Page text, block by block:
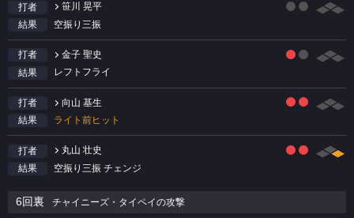
打者
笹川 晃平
結果
空振り三振
打者
金子 聖史
結果
レフトフライ
打者
向山 基生
結果
ライト前ヒット
打者
丸山 壮史
結果
空振り三振 チェンジ
6回裏 チャイニーズ・タイペイの攻撃